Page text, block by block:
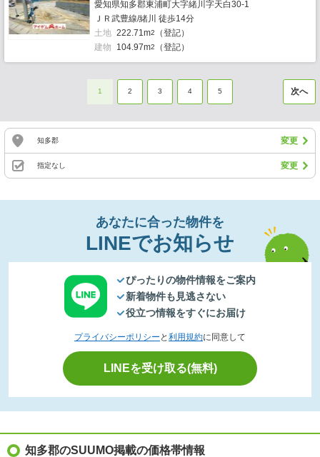
愛知県知多郡東浦町大字緒川字天白30-1
ＪＲ武豊線/緒川 徒歩14分
土地 222.71m2
（登記）
建物
104.97m2 （登記）
1 2 3 4 5 次へ
知多郡 変更
指定なし 変更
あなたに合った物件を
LINEでお知らせ
ぴったりの物件情報をご案内
新着物件も見逃さない
役立つ情報をすぐにお届け
プライバシーポリシー と 利用規約に同意して
LINEを受け取る(無料)
知多郡のSUUMO掲載の価格帯情報